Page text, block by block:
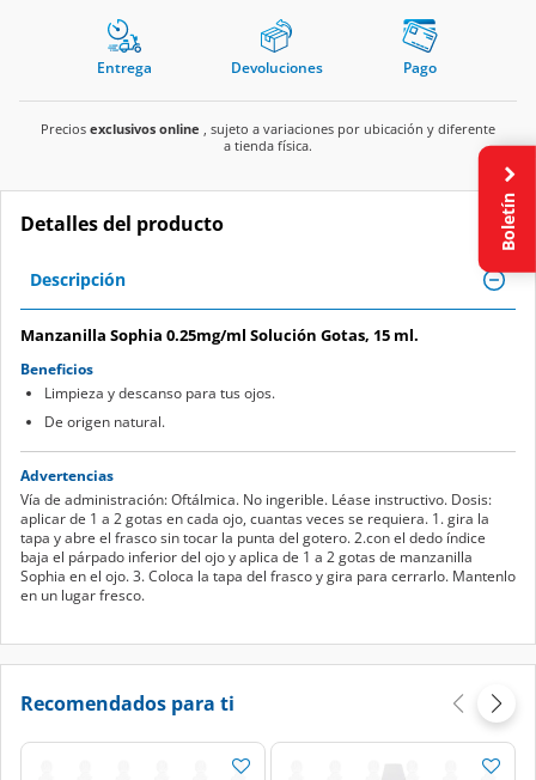
Entrega Devoluciones Pago
Precios exclusivos online , sujeto a variaciones por ubicación y diferente
a tienda física.
Detalles del producto
Descripción
Manzanilla Sophia 0.25mg/ml Solución Gotas, 15 ml.
Beneficios
Limpieza y descanso para tus ojos.
De origen natural.
Advertencias
Vía de administración: Oftálmica. No ingerible. Léase instructivo. Dosis:
aplicar de 1 a 2 gotas en cada ojo, cuantas veces se requiera. 1. gira la
tapa y abre el frasco sin tocar la punta del gotero. 2.con el dedo índice
baja el párpado inferior del ojo y aplica de 1 a 2 gotas de manzanilla
Sophia en el ojo. 3. Coloca la tapa del frasco y gira para cerrarlo. Mantenlo
en un lugar fresco.
Recomendados para ti
Boletín